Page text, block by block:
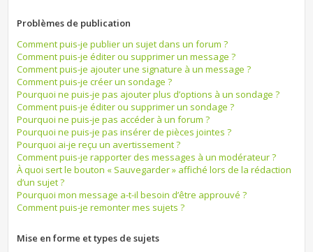
Problèmes de publication
Comment puis-je publier un sujet dans un forum ?
Comment puis-je éditer ou supprimer un message ?
Comment puis-je ajouter une signature à un message ?
Comment puis-je créer un sondage ?
Pourquoi ne puis-je pas ajouter plus d’options à un sondage ?
Comment puis-je éditer ou supprimer un sondage ?
Pourquoi ne puis-je pas accéder à un forum ?
Pourquoi ne puis-je pas insérer de pièces jointes ?
Pourquoi ai-je reçu un avertissement ?
Comment puis-je rapporter des messages à un modérateur ?
À quoi sert le bouton « Sauvegarder » affiché lors de la rédaction
d’un sujet ?
Pourquoi mon message a-t-il besoin d’être approuvé ?
Comment puis-je remonter mes sujets ?
Mise en forme et types de sujets